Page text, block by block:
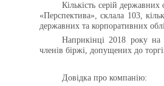
Кількість серій
«Перспектива», склала 103,
державних та корпоративних
Наприкінці 2018 року на
членів біржі, допущених до
Довідка про компанію: